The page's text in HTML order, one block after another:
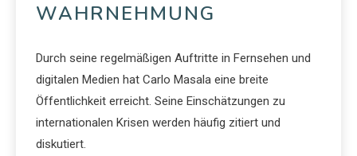
WAHRNEHMUNG
Durch seine regelmäßigen Auftritte in Fernsehen und
digitalen Medien hat Carlo Masala eine breite
Öffentlichkeit erreicht. Seine Einschätzungen zu
internationalen Krisen werden häufig zitiert und
diskutiert.